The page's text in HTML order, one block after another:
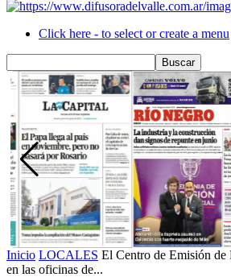
Click here - to select or create a menu
Inicio LOCALES El Centro de Emisión de
en las oficinas de...